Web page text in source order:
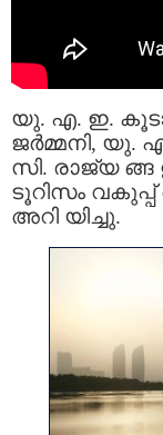
യു. എ. ഇ.
ജർമ്മനി, യു.
സി. രാജ്യ ങ്ങ
ടൂറിസം വകുപ്പ്
അറി യിച്ചു.